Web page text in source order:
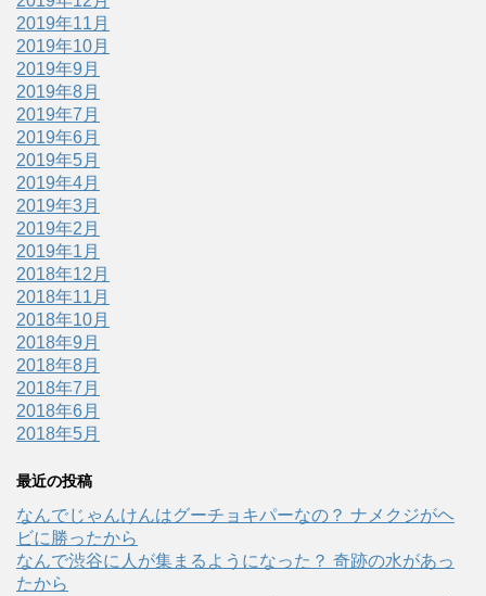
2019年11月
2019年10月
2019年9月
2019年8月
2019年7月
2019年6月
2019年5月
2019年4月
2019年3月
2019年2月
2019年1月
2018年12月
2018年11月
2018年10月
2018年9月
2018年8月
2018年7月
2018年6月
2018年5月
最近の投稿
なんでじゃんけんはグーチョキパーなの？ ナメクジがヘ
ビに勝ったから
なんで渋谷に人が集まるようになった？ 奇跡の水があっ
たから